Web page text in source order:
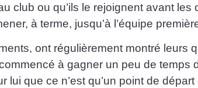
club ou qu’ils le rejoignent avant les
à terme, jusqu’à l’équipe
ont régulièrement montré leurs
à gagner un peu de temps
que ce n’est qu’un point de